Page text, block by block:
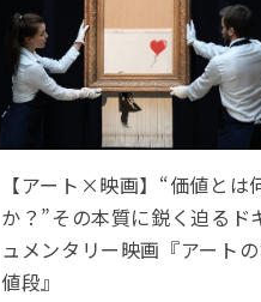
【アート×映画】“価値とは
か？”その本質に鋭く迫るド
ュメンタリー映画『アート
値段』